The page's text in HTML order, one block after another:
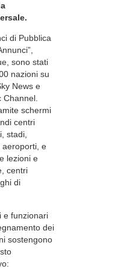
di Pubblica
sono stati
nazioni su
News e
Channel.
schermi
centri
stadi,
aeroporti, e
lezioni e
centri
di
e funzionari
dei
sostengono